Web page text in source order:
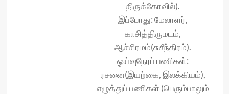
திருக்கோவில்).
இப்போது: மேலாளர்,
காசித்திருமடம்,
ஆச்சிரமம்(சுசீந்திரம்).
ஓய்வுநேரப் பணிகள்:
ரசனை(இயற்கை, இலக்கியம்),
எழுத்துப் பணிகள் (பெரும்பாலும்